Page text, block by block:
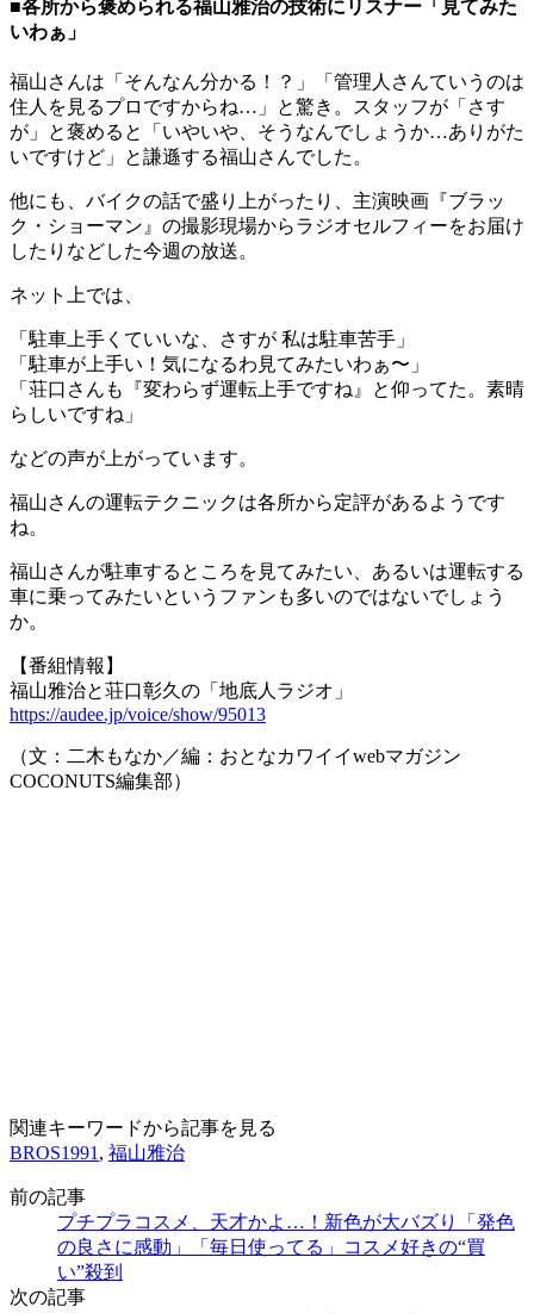
■各所から褒められる福山雅治の技術にリスナー「見てみた
いわぁ」
福山さんは「そんなん分かる！？」「管理人さんていうのは
住人を見るプロですからね…」と驚き。スタッフが「さす
が」と褒めると「いやいや、そうなんでしょうか…ありがた
いですけど」と謙遜する福山さんでした。
他にも、バイクの話で盛り上がったり、主演映画『ブラッ
ク・ショーマン』の撮影現場からラジオセルフィーをお届け
したりなどした今週の放送。
ネット上では、
「駐車上手くていいな、さすが 私は駐車苦手」
「駐車が上手い！気になるわ見てみたいわぁ〜」
「荘口さんも『変わらず運転上手ですね』と仰ってた。素晴
らしいですね」
などの声が上がっています。
福山さんの運転テクニックは各所から定評があるようです
ね。
福山さんが駐車するところを見てみたい、あるいは運転する
車に乗ってみたいというファンも多いのではないでしょう
か。
【番組情報】
福山雅治と荘口彰久の「地底人ラジオ」
https://audee.jp/voice/show/95013
（文：二木もなか／編：おとなカワイイwebマガジン
COCONUTS編集部）
関連キーワードから記事を見る
BROS1991 , 福山雅治
前の記事
プチプラコスメ、天才かよ…！新色が大バズり「発色
の良さに感動」「毎日使ってる」コスメ好きの“買
い”殺到
次の記事